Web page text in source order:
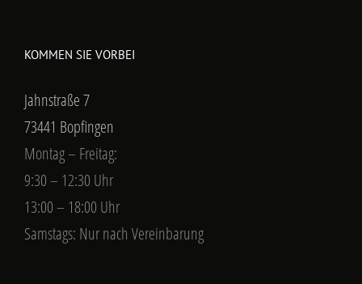
KOMMEN SIE VORBEI
Jahnstraße 7
73441 Bopfingen
Montag – Freitag:
9:30 – 12:30 Uhr
13:00 – 18:00 Uhr
Samstags: Nur nach Vereinbarung